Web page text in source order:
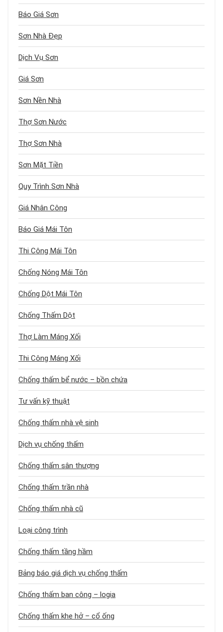
Báo Giá Sơn
Sơn Nhà Đẹp
Dịch Vụ Sơn
Giá Sơn
Sơn Nền Nhà
Thợ Sơn Nước
Thợ Sơn Nhà
Sơn Mặt Tiền
Quy Trình Sơn Nhà
Giá Nhân Công
Báo Giá Mái Tôn
Thi Công Mái Tôn
Chống Nóng Mái Tôn
Chống Dột Mái Tôn
Chống Thấm Dột
Thợ Làm Máng Xối
Thi Công Máng Xối
Chống thấm bể nước – bồn chứa
Tư vấn kỹ thuật
Chống thấm nhà vệ sinh
Dịch vụ chống thấm
Chống thấm sân thượng
Chống thấm trần nhà
Chống thấm nhà cũ
Loại công trình
Chống thấm tầng hầm
Bảng báo giá dịch vụ chống thấm
Chống thấm ban công – logia
Chống thấm khe hở – cổ ống